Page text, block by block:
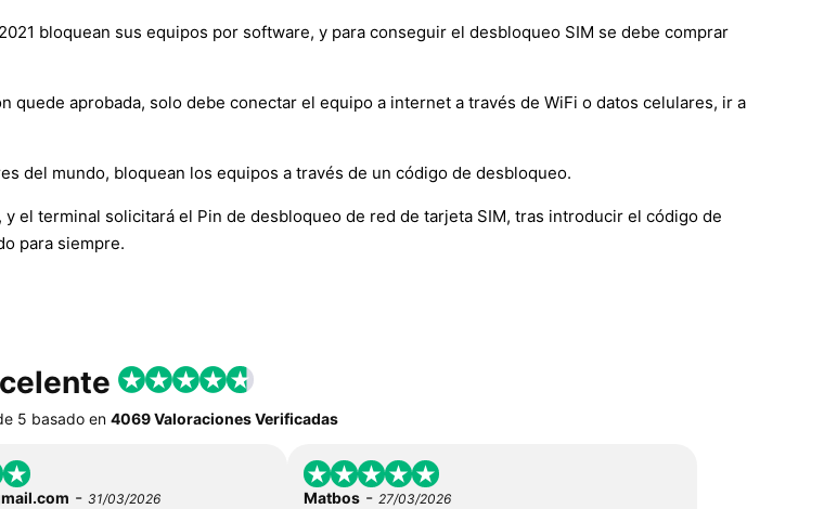
bloquean sus equipos por software, y para conseguir el desbloqueo SIM se debe comprar
aprobada, solo debe conectar el equipo a internet a través de WiFi o datos celulares, ir a
del mundo, bloquean los equipos a través de un código de desbloqueo.
el terminal solicitará el Pin de desbloqueo de red de tarjeta SIM, tras introducir el código de
para siempre.
5 basado en 4069 Valoraciones Verificadas
- 31/03/2026 Matbos - 27/03/2026